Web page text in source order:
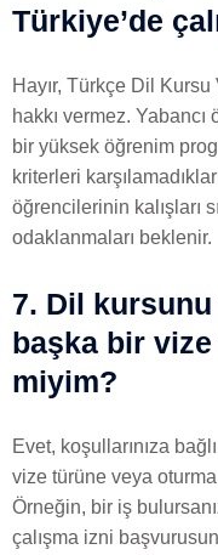
Türkiye’de
Hayır, Türkçe Dil
hakkı vermez.
bir yüksek öğrenim
kriterleri
öğrencilerinin kalışları
odaklanmaları beklenir.
7. Dil
başka bir
miyim?
Evet, koşullarınıza
vize türüne veya
Örneğin, bir iş
çalışma izni